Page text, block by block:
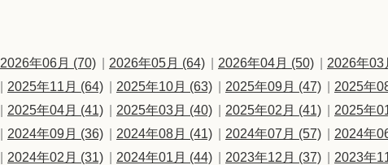
2026年06月 (70) 2026年05月 (64) 2026年04月 (50)
2026年03
2025年11月 (64) 2025年10月 (63) 2025年09月 (47)
2025年
2025年04月 (41) 2025年03月 (40) 2025年02月 (41)
2025年
2024年09月 (36) 2024年08月 (41) 2024年07月 (57)
2024年
2024年02月 (31) 2024年01月 (44) 2023年12月 (37)
2023年